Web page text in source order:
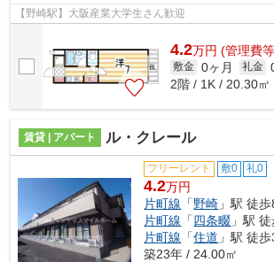
【野崎駅】大阪産業大学生さん歓迎
4.2万円 (管理費
敷金 0ヶ月 礼金
2階 / 1K / 20.30㎡
賃貸 | アパート ル・クレール
フリーレント 敷0 礼0
4.2万円
片町線 「野崎 」駅 徒
片町線 「四条畷 」駅
片町線 「住道 」駅 徒
築23年 / 24.00㎡